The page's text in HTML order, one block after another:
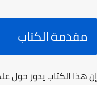
مقدمة الكتاب
إن هذا الكتاب يدور حول